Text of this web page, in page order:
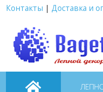
Контакты | Доставка и